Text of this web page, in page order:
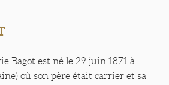
Bagot est né le 29 juin 1871 à
où son père était carrier et sa